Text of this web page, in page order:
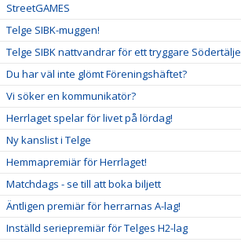
StreetGAMES
Telge SIBK-muggen!
Telge SIBK nattvandrar för ett tryggare Södertälje
Du har väl inte glömt Föreningshäftet?
Vi söker en kommunikatör?
Herrlaget spelar för livet på lördag!
Ny kanslist i Telge
Hemmapremiär för Herrlaget!
Matchdags - se till att boka biljett
Äntligen premiär för herrarnas A-lag!
Inställd seriepremiär för Telges H2-lag